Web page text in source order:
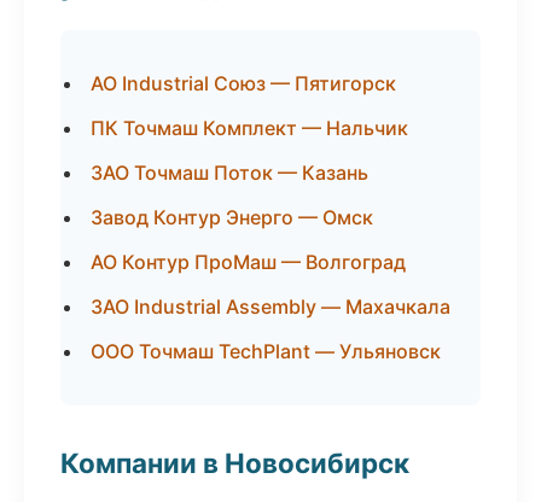
АО Industrial Союз — Пятигорск
ПК Точмаш Комплект — Нальчик
ЗАО Точмаш Поток — Казань
Завод Контур Энерго — Омск
АО Контур ПроМаш — Волгоград
ЗАО Industrial Assembly — Махачкала
ООО Точмаш TechPlant — Ульяновск
Компании в Новосибирск